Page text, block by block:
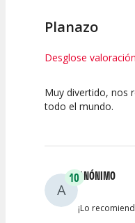
Planazo
Desglose valoración
10 10
Muy divertido, nos
todo el mundo.
A
10ANÓNIMO
¡Lo